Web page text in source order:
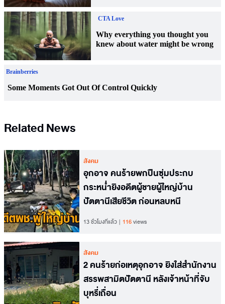
Related News
สังคม
อุกอาจ คนร้ายพกปืนซุ่มประกบ
กระหน่ำยิงอดีตผู้ชายผู้ใหญ่บ้าน
ปัตตานีเสียชีวิต ก่อนหลบหนี
13 ชั่วโมงที่แล้ว 116views
สังคม
2 คนร้ายก่อเหตุอุกอาจ ยิงใส่สำนักงาน
สรรพสามิตปัตตานี หลังเจ้าหน้าที่จับ
บุหรี่เถื่อน